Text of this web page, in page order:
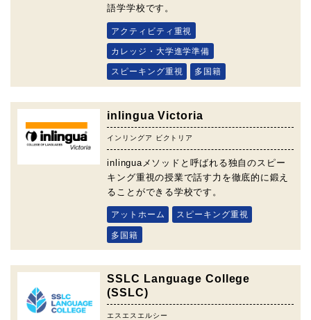
語学学校です。
アクティビティ重視
カレッジ・大学進学準備
スピーキング重視 多国籍
inlingua Victoria
インリングア ビクトリア
inlinguaメソッドと呼ばれる独自のスピー
キング重視の授業で話す力を徹底的に鍛え
ることができる学校です。
アットホーム スピーキング重視
多国籍
SSLC Language College
(SSLC)
エスエスエルシー